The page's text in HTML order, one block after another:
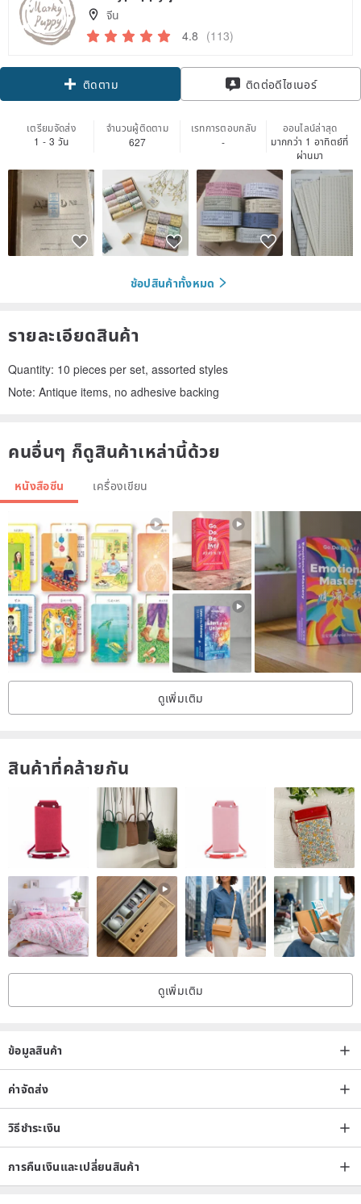
จีน
4.8 (113)
ติดตาม ติดต่อดีไซเนอร์
เตรียมจัดส่ง
1 - 3 วัน
จำนวนผู้ติดตาม
627
เรทการตอบกลับ
-
ออนไลน์ล่าสุด
มากกว่า 1 อาทิตย์ที่
ผ่านมา
ช้อปสินค้าทั้งหมด
รายละเอียดสินค้า
Quantity: 10 pieces per set, assorted styles
Note: Antique items, no adhesive backing
คนอื่นๆ ก็ดูสินค้าเหล่านี้ด้วย
หนังสือซีน เครื่องเขียน
ดูเพิ่มเติม
สินค้าที่คล้ายกัน
ดูเพิ่มเติม
ข้อมูลสินค้า
ค่าจัดส่ง
วิธีชำระเงิน
การคืนเงินและเปลี่ยนสินค้า